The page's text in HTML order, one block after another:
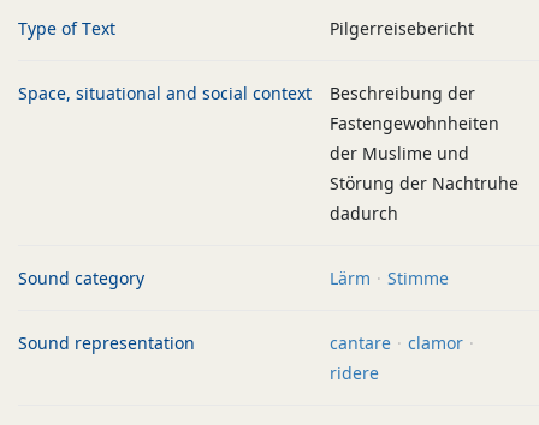
Type of Text Pilgerreisebericht
Space, situational and social context
Beschreibung der
Fastengewohnheiten
der Muslime und
Störung der Nachtruhe
dadurch
Sound category Lärm Stimme
Sound representation cantare
clamor
ridere